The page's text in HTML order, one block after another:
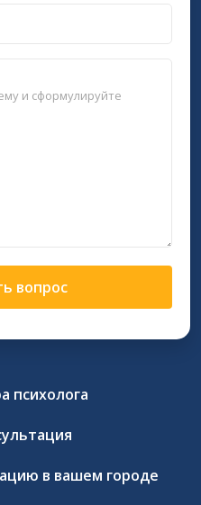
вопрос
психолога
в вашем городе